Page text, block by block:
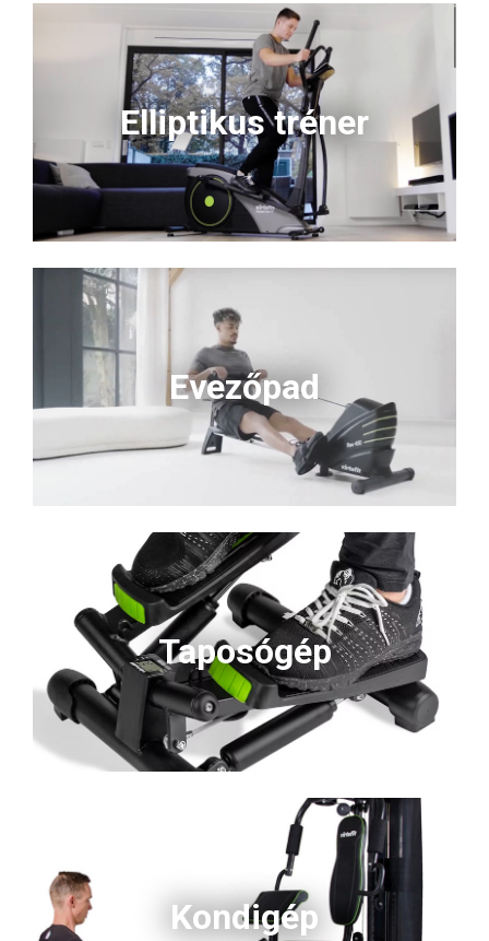
Elliptikus tréner
Evezőpad
Taposógép
Kondigép